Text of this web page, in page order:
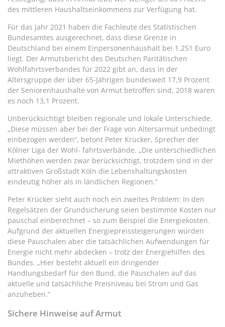
des mittleren Haushaltseinkommens zur Verfügung hat.
Für das Jahr 2021 haben die Fachleute des Statistischen
Bundesamtes ausgerechnet, dass diese Grenze in
Deutschland bei einem Einpersonenhaushalt bei 1.251 Euro
liegt. Der Armutsbericht des Deutschen Paritätischen
Wohlfahrtsverbandes für 2022 gibt an, dass in der
Altersgruppe der über 65-Jährigen bundesweit 17,9 Prozent
der Seniorenhaushalte von Armut betroffen sind, 2018 waren
es noch 13,1 Prozent.
Unberücksichtigt bleiben regionale und lokale Unterschiede.
„Diese müssen aber bei der Frage von Altersarmut unbedingt
einbezogen werden“, betont Peter Krücker, Sprecher der
Kölner Liga der Wohl- fahrtsverbände. „Die unterschiedlichen
Miethöhen werden zwar berücksichtigt, trotzdem sind in der
attraktiven Großstadt Köln die Lebenshaltungskosten
eindeutig höher als in ländlichen Regionen.“
Peter Krücker sieht auch noch ein zweites Problem: In den
Regelsätzen der Grundsicherung seien bestimmte Kosten nur
pauschal einberechnet – so zum Beispiel die Energiekosten.
Aufgrund der aktuellen Energiepreissteigerungen würden
diese Pauschalen aber die tatsächlichen Aufwendungen für
Energie nicht mehr abdecken – trotz der Energiehilfen des
Bundes. „Hier besteht aktuell ein dringender
Handlungsbedarf für den Bund, die Pauschalen auf das
aktuelle und tatsächliche Preisniveau bei Strom und Gas
anzuheben.“
Sichere Hinweise auf Armut